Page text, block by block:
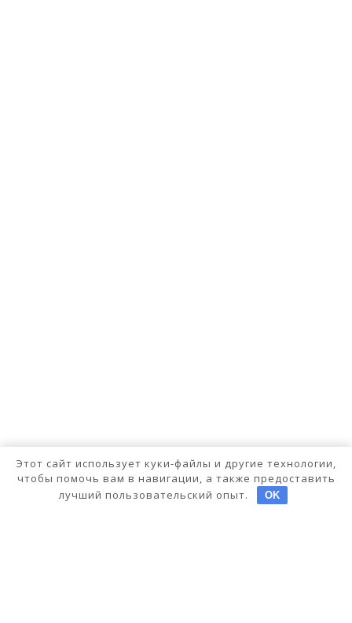
Этот сайт использует куки-файлы и другие технологии,
чтобы помочь вам в навигации, а также предоставить
лучший пользовательский опыт.
OK